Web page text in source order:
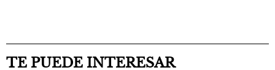
TE PUEDE INTERESAR